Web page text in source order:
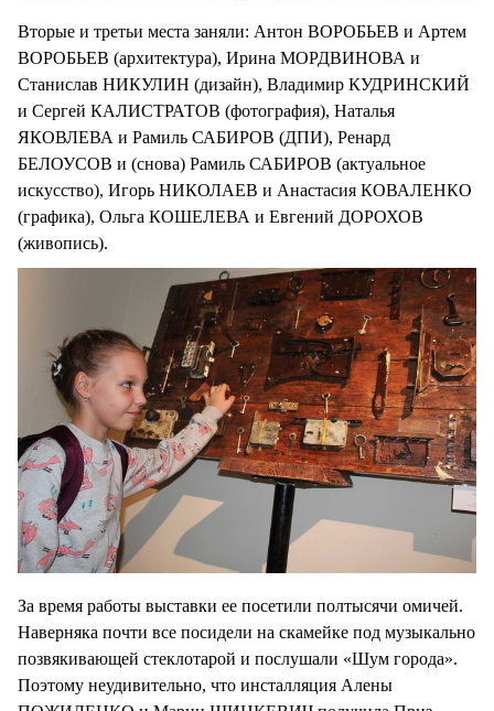
Вторые и третьи места заняли: Антон ВОРОБЬЕВ и Артем
ВОРОБЬЕВ (архитектура), Ирина МОРДВИНОВА и
Станислав НИКУЛИН (дизайн), Владимир КУДРИНСКИЙ
и Сергей КАЛИСТРАТОВ (фотография), Наталья
ЯКОВЛЕВА и Рамиль САБИРОВ (ДПИ), Ренард
БЕЛОУСОВ и (снова) Рамиль САБИРОВ (актуальное
искусство), Игорь НИКОЛАЕВ и Анастасия КОВАЛЕНКО
(графика), Ольга КОШЕЛЕВА и Евгений ДОРОХОВ
(живопись).
За время работы выставки ее посетили полтысячи омичей.
Наверняка почти все посидели на скамейке под музыкально
позвякивающей стеклотарой и послушали «Шум города».
Поэтому неудивительно, что инсталляция Алены